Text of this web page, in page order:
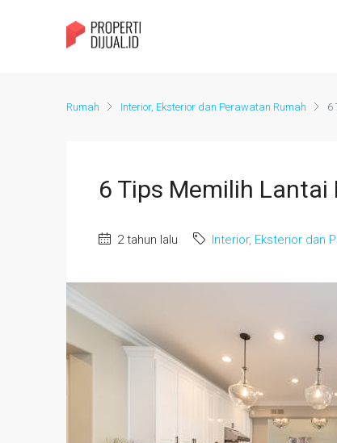
Rumah Interior, Eksterior dan Perawatan Rumah 6
6 Tips Memilih Lantai
2 tahun lalu Interior, Eksterior dan